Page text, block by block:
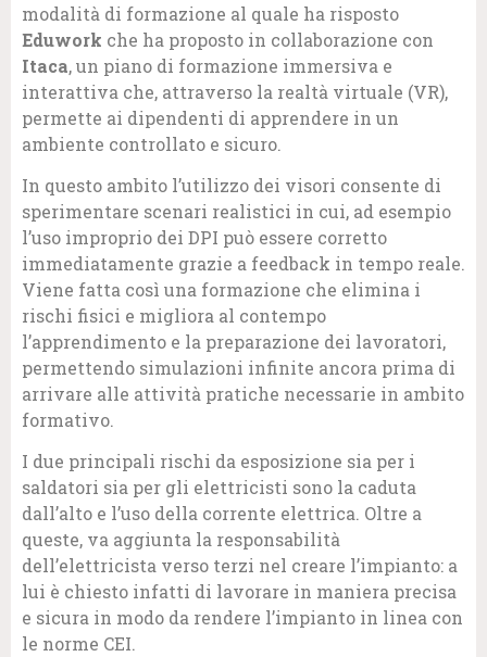
modalità di formazione al quale ha risposto
Eduwork che ha proposto in collaborazione con
Itaca, un piano di formazione immersiva e
interattiva che, attraverso la realtà virtuale (VR),
permette ai dipendenti di apprendere in un
ambiente controllato e sicuro.
In questo ambito l’utilizzo dei visori consente di
sperimentare scenari realistici in cui, ad esempio
l’uso improprio dei DPI può essere corretto
immediatamente grazie a feedback in tempo reale.
Viene fatta così una formazione che elimina i
rischi fisici e migliora al contempo
l’apprendimento e la preparazione dei lavoratori,
permettendo simulazioni infinite ancora prima di
arrivare alle attività pratiche necessarie in ambito
formativo.
I due principali rischi da esposizione sia per i
saldatori sia per gli elettricisti sono la caduta
dall’alto e l’uso della corrente elettrica. Oltre a
queste, va aggiunta la responsabilità
dell’elettricista verso terzi nel creare l’impianto: a
lui è chiesto infatti di lavorare in maniera precisa
e sicura in modo da rendere l’impianto in linea con
le norme CEI.